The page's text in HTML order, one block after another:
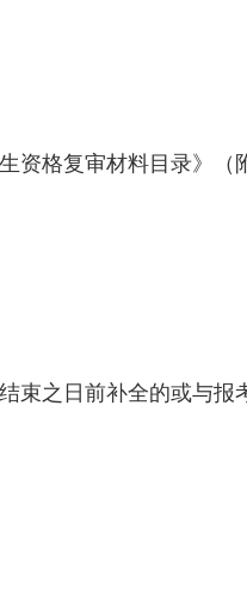
资格复审材料目录》（
束之日前补全的或与报